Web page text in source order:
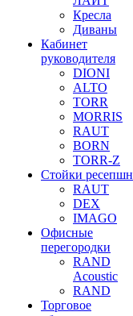
Кресла
Диваны
Кабинет
руководителя
DIONI
ALTO
TORR
MORRIS
RAUT
BORN
TORR-Z
Стойки ресепшн
RAUT
DEX
IMAGO
Офисные
перегородки
RAND
Acoustic
RAND
Торговое